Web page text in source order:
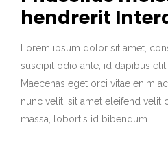
hendrerit
Lorem ipsum dolor sit amet,
suscipit odio ante, id dapibus
Maecenas eget orci vitae enim
nunc velit, sit amet eleifend velit
massa, lobortis id bibendum…